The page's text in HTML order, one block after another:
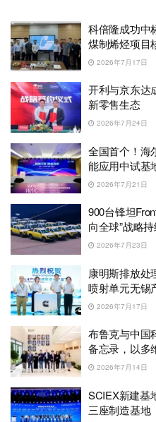
科倍隆成功中
煤制烯烃项目
2026年7月17日
开利与京东达
新零售生态
2026年7月24日
全国首个！海
能应用中试基
2026年7月21日
900台锋坦
向全球”战略
2026年7月23日
康明斯排放处
喷射单元无锡
2026年7月17日
布鲁克与中国
备忘录，以多
2026年7月14日
SCIEX新建基
三座制造基地